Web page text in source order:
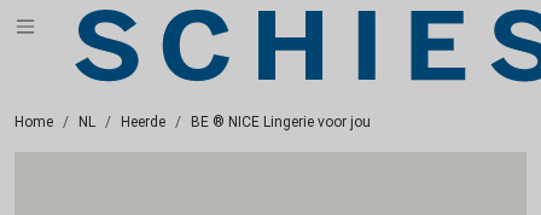
Home NL Heerde BE ® NICE Lingerie voor jou